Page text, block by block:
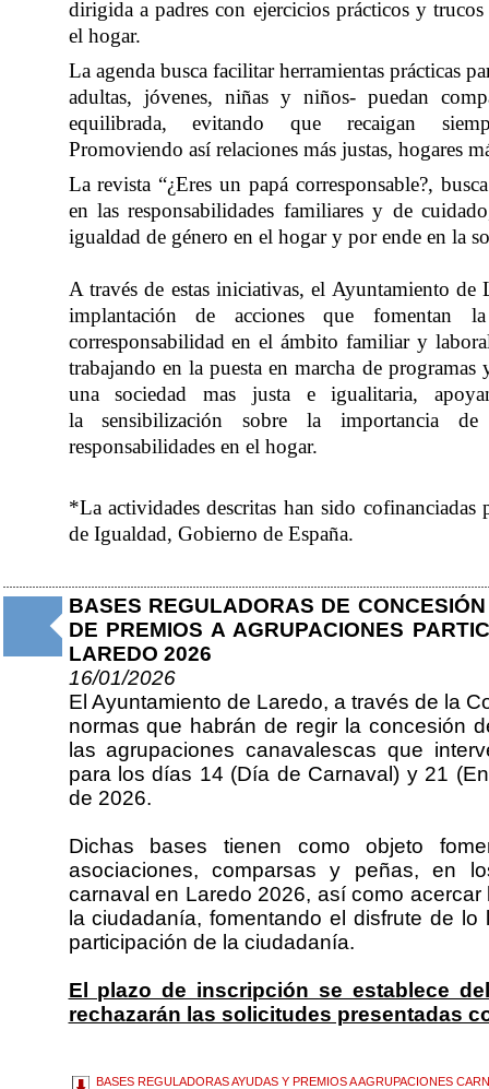
dirigida a padres con ejercicios prácticos y
el hogar.
La agenda busca facilitar herramientas prácticas
adultas, jóvenes, niñas y niños- puedan
equilibrada, evitando que recaigan
Promoviendo asírelaciones más justas, hogares
La revista “¿Eres un papá corresponsable?,
en las responsabilidades familiares y de
igualdad de género en el hogar y por ende en la
A través de estas iniciativas, el Ayuntamiento
implantación de acciones que fomentan
corresponsabilidaden el ámbito familiar y
trabajando en lapuesta en marcha de programas
una sociedad mas justa e igualitaria,
lasensibilización sobre la importancia
responsabilidades en el hogar.
*La actividades descritas han sido cofinanciadas
de Igualdad, Gobierno de España.
BASES REGULADORAS DE
DE PREMIOS A AGRUPACIONES
LAREDO 2026
16/01/2026
El Ayuntamiento de Laredo, a través de la
normas que habrán de regir la concesión
las agrupaciones canavalescas que
para los días 14 (Día de Carnaval) y 21
de 2026.
Dichas bases tienen como objeto
asociaciones, comparsas y peñas, en
carnaval en Laredo 2026, así como
la ciudadanía, fomentando el disfrute de
participación de la ciudadanía.
El plazo de inscripción se establece
rechazarán las solicitudes presentadas
BASES REGULADORAS AYUDAS Y PREMIOS A AGRUPACIONES